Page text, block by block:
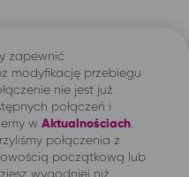
zapewnić
modyfikację przebiegu
nie jest już
połączeń i
w Aktualnościach
połączenia z
początkową lub
wygodniej niż